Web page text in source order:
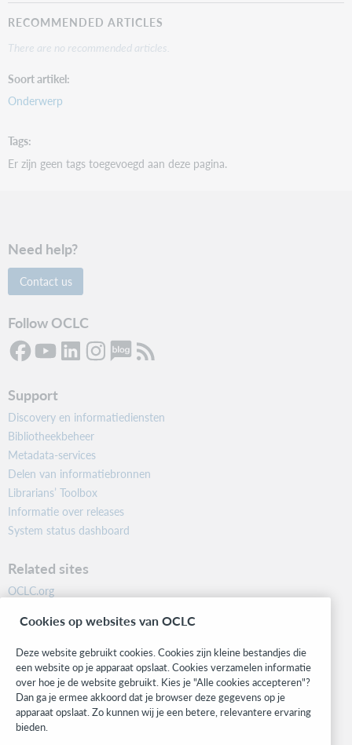
RECOMMENDED ARTICLES
There are no recommended articles.
Soort artikel
Onderwerp
Tags
Er zijn geen tags toegevoegd aan deze pagina.
Need help?
Contact us
Follow OCLC
Support
Discovery en informatiediensten
Bibliotheekbeheer
Metadata-services
Delen van informatiebronnen
Librarians’ Toolbox
Informatie over releases
System status dashboard
Related sites
OCLC.org
Community
Research
WebJunction
Developer Network
Stay in the know.
Cookies op websites van OCLC
Deze website gebruikt cookies. Cookies zijn kleine bestandjes die
een website op je apparaat opslaat. Cookies verzamelen informatie
over hoe je de website gebruikt. Kies je "Alle cookies accepteren"?
Dan ga je ermee akkoord dat je browser deze gegevens op je
apparaat opslaat. Zo kunnen wij je een betere, relevantere ervaring
bieden.